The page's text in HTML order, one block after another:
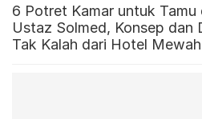
6 Potret Kamar untuk Tamu
Ustaz Solmed, Konsep dan
Tak Kalah dari Hotel Mewah